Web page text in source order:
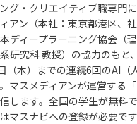
グ・クリエイティブ職専門
アン（本社：東京都港区、
ディープラーニング協会（
研究科 教授）の協力のもと
（木）までの連続6回のAI（
マスメディアンが運営する
します。全国の学生が無料
マスナビへの登録が必要です